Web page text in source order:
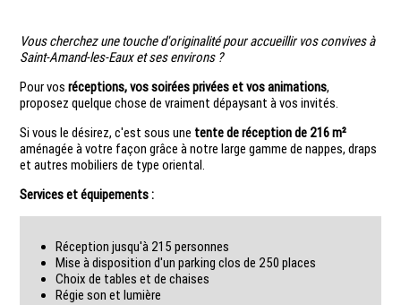
Vous cherchez une touche d'originalité pour accueillir vos convives à
Saint-Amand-les-Eaux et ses environs ?
Pour vos réceptions, vos soirées privées et vos animations,
proposez quelque chose de vraiment dépaysant à vos invités.
Si vous le désirez, c'est sous une tente de réception de 216 m²
aménagée à votre façon grâce à notre large gamme de nappes, draps
et autres mobiliers de type oriental.
Services et équipements :
Réception jusqu'à 215 personnes
Mise à disposition d'un parking clos de 250 places
Choix de tables et de chaises
Régie son et lumière